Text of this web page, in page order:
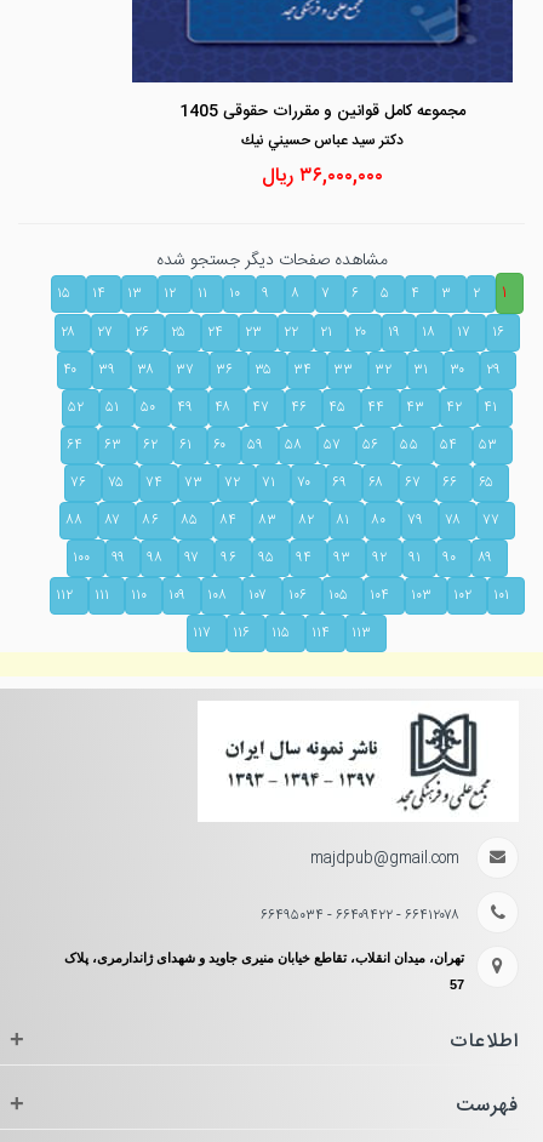
مجموعه کامل قوانین و مقررات حقوقی 1405
دكتر سيد عباس حسيني نيك
۳۶,۰۰۰,۰۰۰ریال
مشاهده صفحات دیگر جستجو شده
۱
۲ ۳ ۴ ۵ ۶ ۷ ۸ ۹ ۱۰ ۱۱ ۱۲ ۱۳ ۱۴
۱۵
۱۶
۱۷ ۱۸ ۱۹ ۲۰ ۲۱ ۲۲ ۲۳ ۲۴ ۲۵ ۲۶ ۲۷
۲۸
۲۹
۳۰ ۳۱ ۳۲ ۳۳ ۳۴ ۳۵ ۳۶ ۳۷ ۳۸ ۳۹
۴۰
۴۱
۴۲ ۴۳ ۴۴ ۴۵ ۴۶ ۴۷ ۴۸ ۴۹ ۵۰ ۵۱
۵۲
۵۳
۵۴ ۵۵ ۵۶ ۵۷ ۵۸ ۵۹ ۶۰ ۶۱ ۶۲ ۶۳
۶۴
۶۵
۶۶ ۶۷ ۶۸ ۶۹ ۷۰ ۷۱ ۷۲ ۷۳ ۷۴ ۷۵
۷۶
۷۷
۷۸ ۷۹ ۸۰ ۸۱ ۸۲ ۸۳ ۸۴ ۸۵ ۸۶ ۸۷
۸۸
۸۹
۹۰ ۹۱ ۹۲ ۹۳ ۹۴ ۹۵ ۹۶ ۹۷ ۹۸ ۹۹
۱۰۰
۱۰۱
۱۰۲ ۱۰۳ ۱۰۴ ۱۰۵ ۱۰۶ ۱۰۷ ۱۰۸ ۱۰۹ ۱۱۰ ۱۱۱
۱۱۲
۱۱۳
۱۱۴ ۱۱۵ ۱۱۶ ۱۱۷
majdpub@gmail.com
۶۶۴۱۲۰۷۸ - ۶۶۴۰۹۴۲۲ - ۶۶۴۹۵۰۳۴
تهران، میدان انقلاب، تقاطع خیابان منیری جاوید و شهدای ژاندارمری، پلاک
57
اطلاعات +
فهرست +